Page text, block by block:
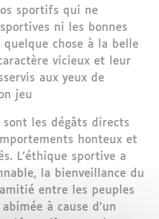
sportifs qui ne
ni les bonnes
chose à la belle
vicieux et leur
aux yeux de
jeu
les dégâts directs
honteux et
L’éthique sportive a
la bienveillance du
entre les peuples
à cause d’un